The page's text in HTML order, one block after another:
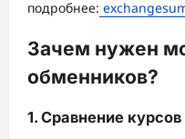
подробнее:
Зачем нужен
обменников?
1. Сравнение